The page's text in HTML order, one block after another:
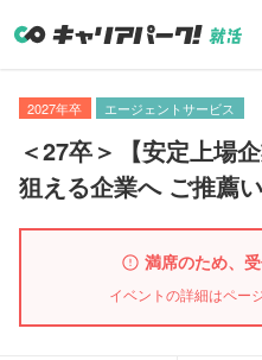
2027年卒 エージェントサービス
＜27卒＞ 【安定上場
狙える企業へ ご推薦
満席のため、
イベントの詳細はペー